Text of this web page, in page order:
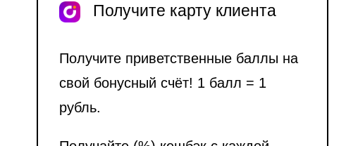
Получите карту клиента
Получите приветственные баллы на
свой бонусный счёт! 1 балл = 1
рубль.